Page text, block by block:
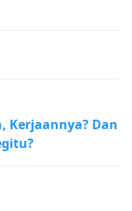
Kerjaannya? Dan